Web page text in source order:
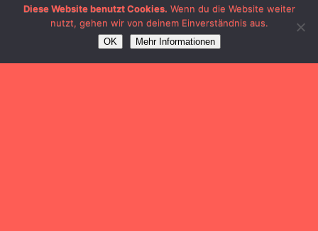
Diese Website benutzt Cookies. Wenn du die Website weiter
nutzt, gehen wir von deinem Einverständnis aus.
OK Mehr Informationen